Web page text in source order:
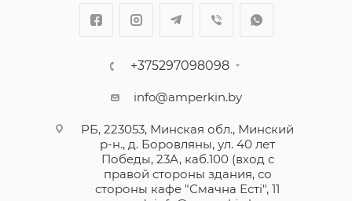
+375297098098
info@amperkin.by
РБ, 223053, Минская обл., Минский
р-н., д. Боровляны, ул. 40 лет
Победы, 23А, каб.100 (вход с
правой стороны здания, со
стороны кафе "Смачна Естi", 11